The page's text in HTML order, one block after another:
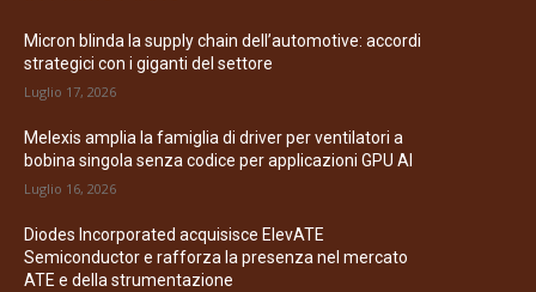
Micron blinda la supply chain dell’automotive: accordi
strategici con i giganti del settore
Luglio 17, 2026
Melexis amplia la famiglia di driver per ventilatori a
bobina singola senza codice per applicazioni GPU AI
Luglio 16, 2026
Diodes Incorporated acquisisce ElevATE
Semiconductor e rafforza la presenza nel mercato
ATE e della strumentazione